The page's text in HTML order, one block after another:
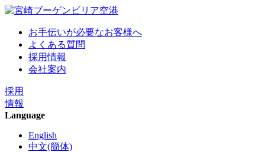
お手伝いが必要なお客様へ
よくある質問
採用情報
会社案内
採用
情報
Language
English
中文(簡体)